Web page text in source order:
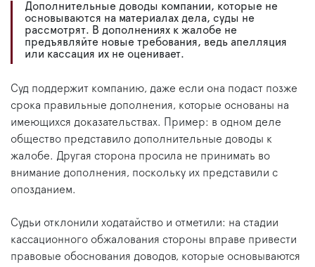
Дополнительные доводы компании, которые не
основываются на материалах дела, суды не
рассмотрят. В дополнениях к жалобе не
предъявляйте новые требования, ведь апелляция
или кассация их не оценивает.
Суд поддержит компанию, даже если она подаст позже
срока правильные дополнения, которые основаны на
имеющихся доказательствах. Пример: в одном деле
общество представило дополнительные доводы к
жалобе. Другая сторона просила не принимать во
внимание дополнения, поскольку их представили с
опозданием.
Судьи отклонили ходатайство и отметили: на стадии
кассационного обжалования стороны вправе привести
правовые обоснования доводов, которые основываются